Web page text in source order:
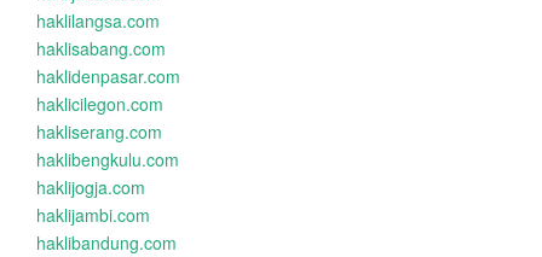
haklilangsa.com
haklisabang.com
haklidenpasar.com
haklicilegon.com
hakliserang.com
haklibengkulu.com
haklijogja.com
haklijambi.com
haklibandung.com